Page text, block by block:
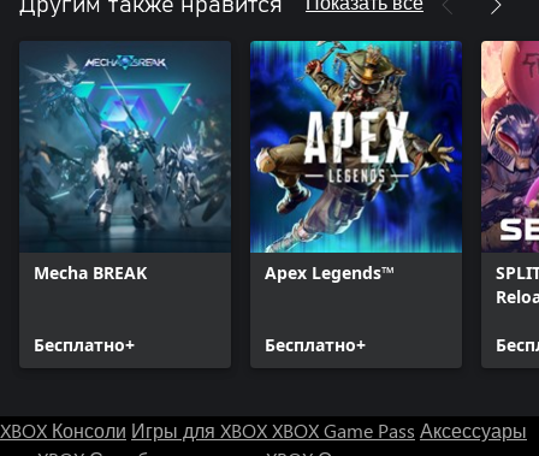
Mecha BREAK
Бесплатно+
Apex Legends™
Бесплатно+
XBOX Консоли Игры для XBOXXBOX Game Pass Аксессуары